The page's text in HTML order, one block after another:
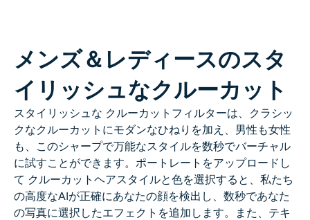
メンズ＆レディースのスタ
イリッシュなクルーカット
スタイリッシュな クルーカットフィルターは、クラシッ
クなクルーカットにモダンなひねりを加え、男性も女性
も、このシャープで万能なスタイルを数秒でバーチャル
に試すことができます。ポートレートをアップロードし
て クルーカットヘアスタイルと色を選択すると、私たち
の高度なAIが正確にあなたの顔を検出し、数秒であなた
の写真に選択したエフェクトを追加します。また、テキ